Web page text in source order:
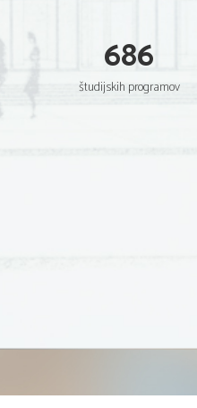
686
študijskih programov